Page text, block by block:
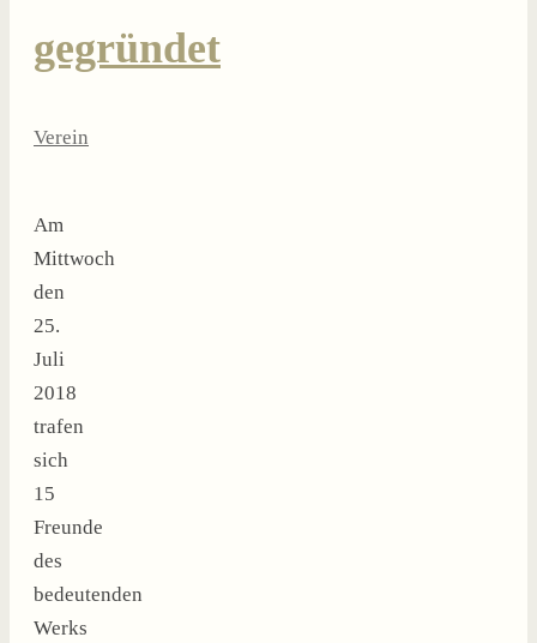
gegründet
Verein
Am
Mittwoch
den
25.
Juli
2018
trafen
sich
15
Freunde
des
bedeutenden
Werks